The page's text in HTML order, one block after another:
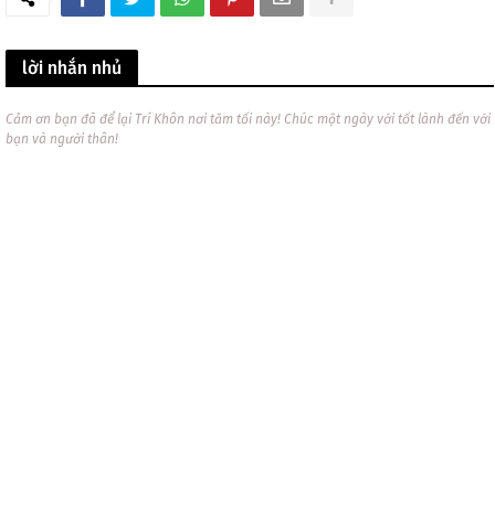
lời nhắn nhủ
Cảm ơn bạn đã để lại Trí Khôn nơi tăm tối này! Chúc một ngày với tốt lành đến với
bạn và người thân!